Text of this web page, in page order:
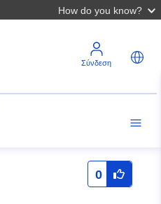
How do you know?
Σύνδεση
0